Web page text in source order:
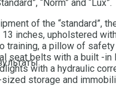
“Norm” and “Lux”.
of the “standard”,
inches, upholstered
training, a pillow of
seat belts with a built -in
with a hydraulic
storage and